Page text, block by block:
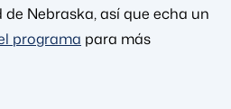
Nebraska, así que echa un
programa para más